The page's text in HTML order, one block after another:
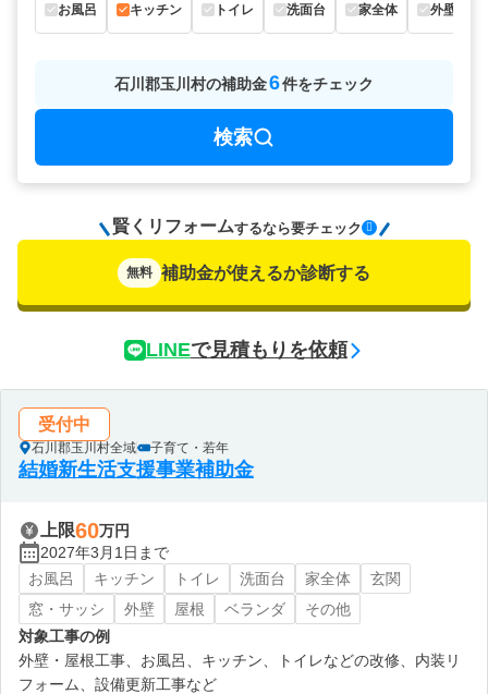
お風呂 キッチン トイレ 洗面台 家全体 外壁
石川郡玉川村の補助金6件をチェック
検索
賢くリフォームするなら要チェック
無料 補助金が使えるか診断する
LINEで見積もりを依頼
受付中
石川郡玉川村全域 子育て・若年
結婚新生活支援事業補助金
上限60万円
2027年3月1日まで
お風呂
キッチン トイレ 洗面台 家全体
玄関
窓・サッシ
外壁 屋根 ベランダ
その他
対象工事の例
外壁・屋根工事、お風呂、キッチン、トイレなどの改修、内装リ
フォーム、設備更新工事など